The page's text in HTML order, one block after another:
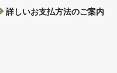
詳しいお支払方法のご案内